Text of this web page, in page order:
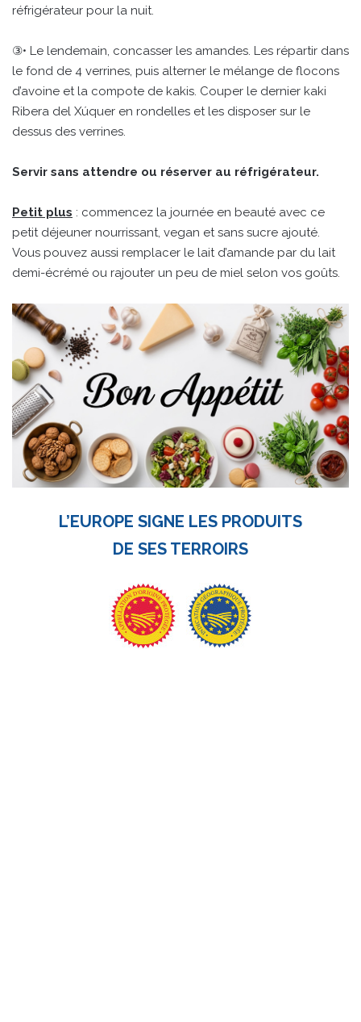
réfrigérateur pour la nuit.
③• Le lendemain, concasser les amandes. Les répartir dans
le fond de 4 verrines, puis alterner le mélange de flocons
d’avoine et la compote de kakis. Couper le dernier kaki
Ribera del Xúquer en rondelles et les disposer sur le
dessus des verrines.
Servir sans attendre ou réserver au réfrigérateur.
Petit plus : commencez la journée en beauté avec ce
petit déjeuner nourrissant, vegan et sans sucre ajouté.
Vous pouvez aussi remplacer le lait d’amande par du lait
demi-écrémé ou rajouter un peu de miel selon vos goûts.
L’EUROPE SIGNE LES PRODUITS
DE SES TERROIRS